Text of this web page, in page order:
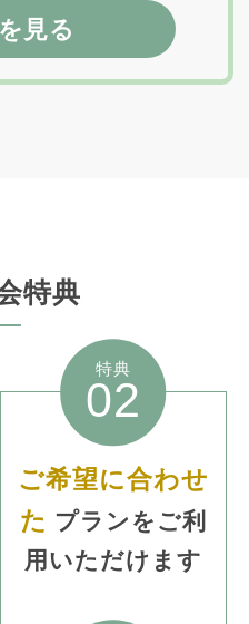
見る
特典
特典
02
ご希望に合わせ
た プランをご利
用いただけます